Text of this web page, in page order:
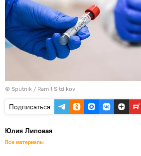
© Sputnik / Ramil Sitdikov
Подписаться
Юлия Липовая
Все материалы